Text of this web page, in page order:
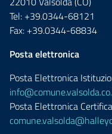
Tel: +39.0344-68121
Fax: +39.0344-68834
Posta elettronica
Posta Elettronica
Posta Elettronica